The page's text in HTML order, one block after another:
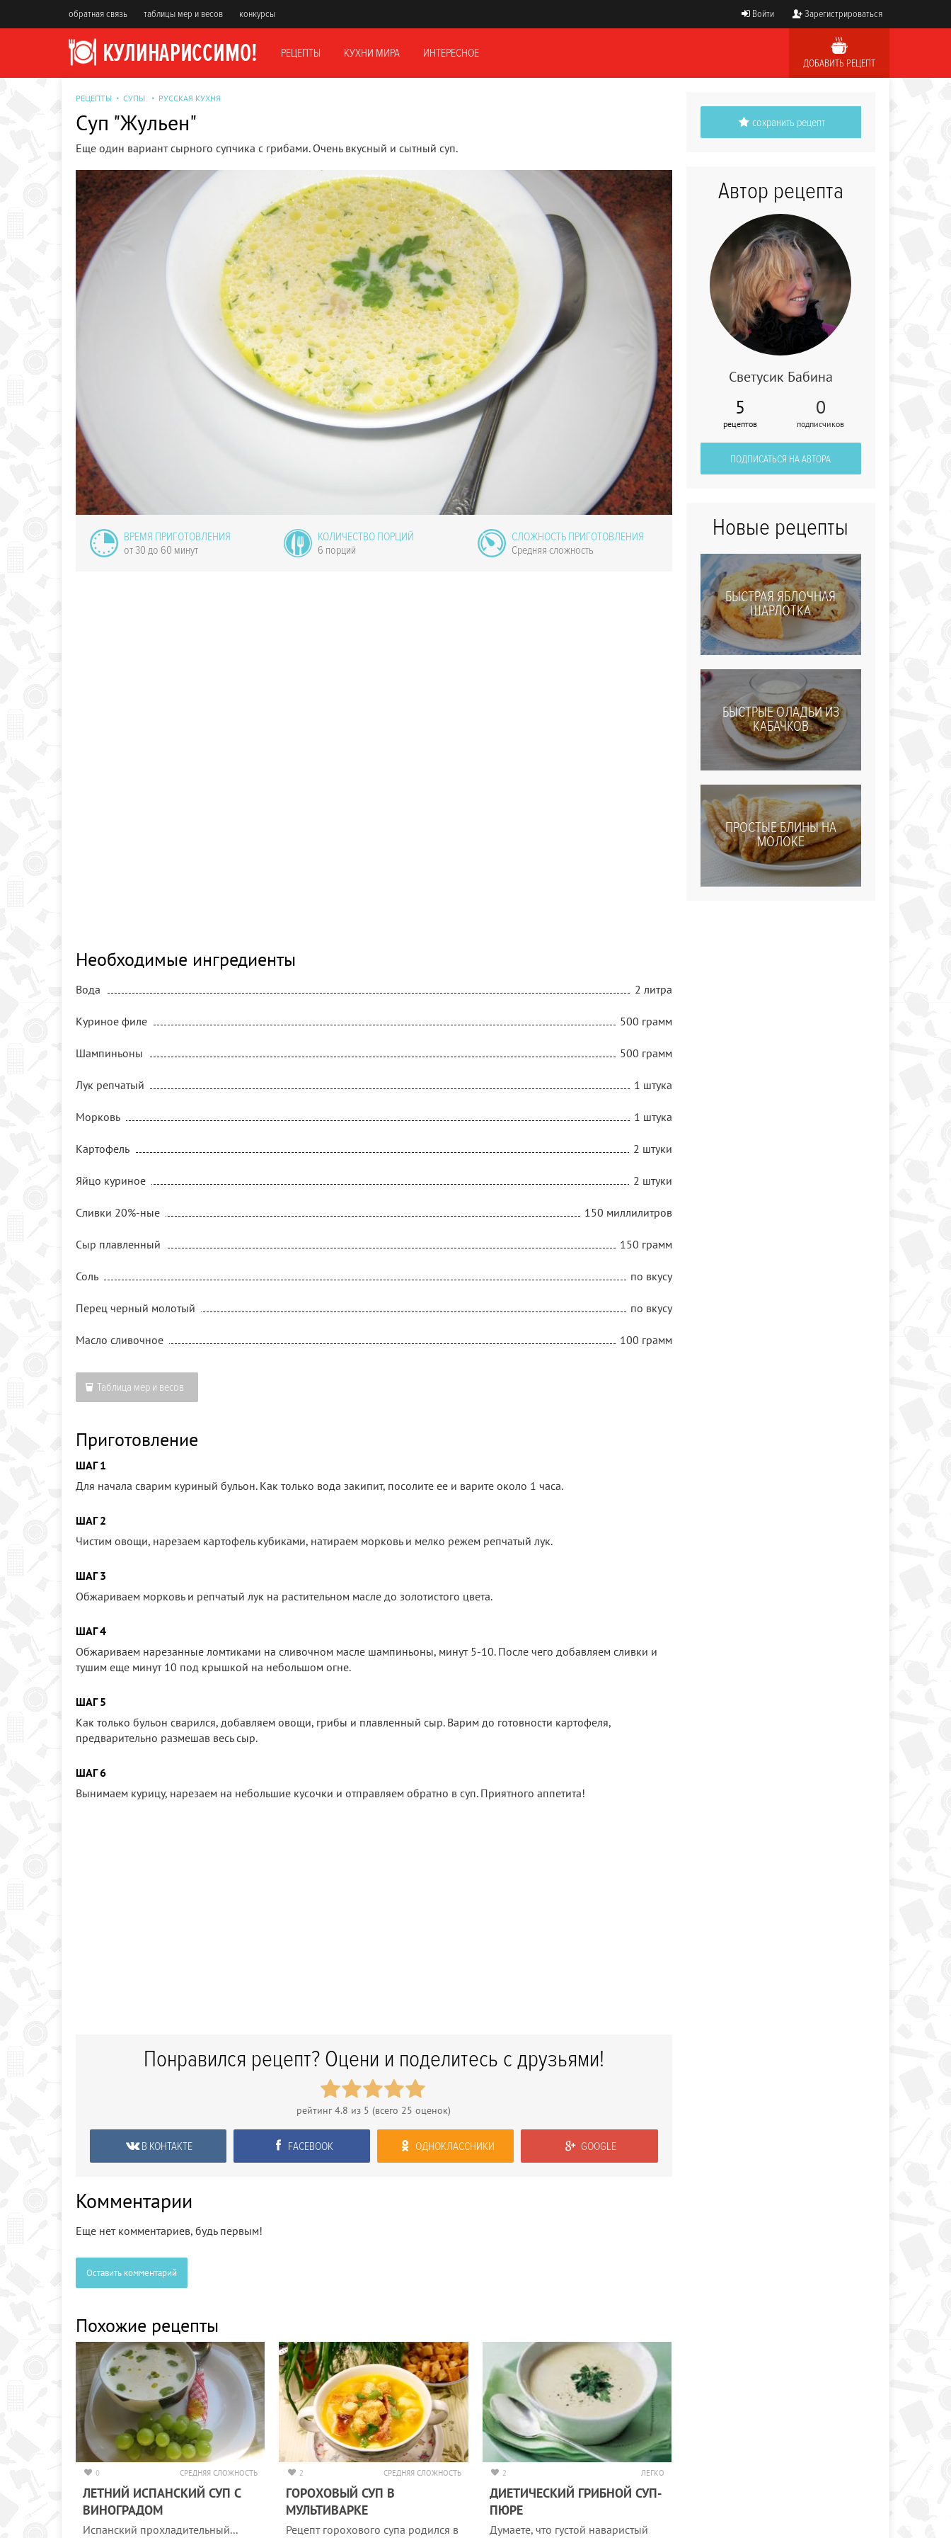
обратная связь таблицы мер и весов конкурсы Войти Зарегистрироваться
РЕЦЕПТЫ КУХНИ МИРА ИНТЕРЕСНОЕ
ДОБАВИТЬ РЕЦЕПТ
РЕЦЕПТЫ СУПЫ РУССКАЯ КУХНЯ
Суп "Жульен"
Еще один вариант сырного супчика с грибами. Очень вкусный и сытный суп.
Паштет из
куриной печени
ВРЕМЯ ПРИГОТОВЛЕНИЯ
от 30 до 60 минут
КОЛИЧЕСТВО ПОРЦИЙ
6 порций
СЛОЖНОСТЬ ПРИГОТОВЛЕНИЯ
Средняя сложность
Необходимые ингредиенты
Вода 2 литра
Куриное филе 500 грамм
Шампиньоны 500 грамм
Лук репчатый 1 штука
Морковь 1 штука
Картофель 2 штуки
Яйцо куриное 2 штуки
Сливки 20%-ные 150 миллилитров
Сыр плавленный 150 грамм
Соль по вкусу
Перец черный молотый по вкусу
Масло сливочное 100 грамм
Таблица мер и весов
Приготовление
ШАГ 1
Для начала сварим куриный бульон. Как только вода закипит, посолите ее и варите около 1 часа.
ШАГ 2
Чистим овощи, нарезаем картофель кубиками, натираем морковь и мелко режем репчатый лук.
ШАГ 3
Обжариваем морковь и репчатый лук на растительном масле до золотистого цвета.
ШАГ 4
Обжариваем нарезанные ломтиками на сливочном масле шампиньоны, минут 5-10. После чего добавляем сливки и
тушим еще минут 10 под крышкой на небольшом огне.
ШАГ 5
Как только бульон сварился, добавляем овощи, грибы и плавленный сыр. Варим до готовности картофеля,
предварительно размешав весь сыр.
ШАГ 6
Вынимаем курицу, нарезаем на небольшие кусочки и отправляем обратно в суп. Приятного аппетита!
Понравился рецепт? Оцени и поделитесь с друзьями!
рейтинг4.8 из 5 (всего 25 оценок)
В КОНТАКТЕ FACEBOOK ОДНОКЛАССНИКИ GOOGLE
Комментарии
Еще нет комментариев, будь первым!
Оставить комментарий
Похожие рецепты
0 СРЕДНЯЯ СЛОЖНОСТЬ
ЛЕТНИЙ ИСПАНСКИЙ СУП С
ВИНОГРАДОМ
Испанский прохладительный...
2 СРЕДНЯЯ СЛОЖНОСТЬ
ГОРОХОВЫЙ СУП В
МУЛЬТИВАРКЕ
Рецепт горохового супа родился в
2 ЛЕГКО
ДИЕТИЧЕСКИЙ ГРИБНОЙ СУП-
ПЮРЕ
Думаете, что густой наваристый
сохранить рецепт
Автор рецепта
Светусик Бабина
5
рецептов
0
подписчиков
ПОДПИСАТЬСЯ НА АВТОРА
Новые рецепты
БЫСТРАЯ ЯБЛОЧНАЯ
ШАРЛОТКА
БЫСТРЫЕ ОЛАДЬИ ИЗ
КАБАЧКОВ
ПРОСТЫЕ БЛИНЫ НА
МОЛОКЕ